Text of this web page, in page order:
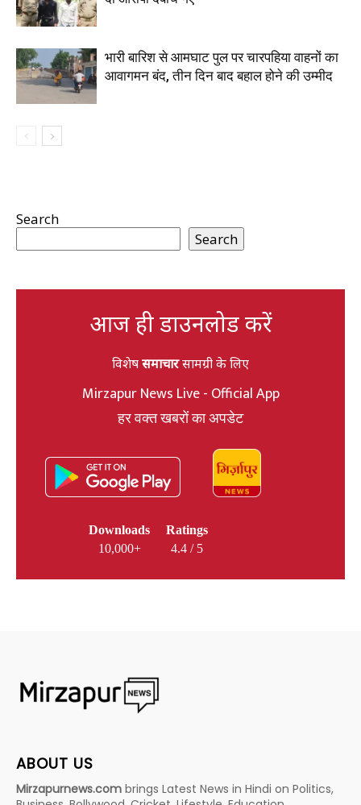
भारी बारिश से आमघाट पुल पर चारपहिया वाहनों का
आवागमन बंद, तीन दिन बाद बहाल होने की उम्मीद
Search
Search
आज ही डाउनलोड करें
विशेषसमाचारसामग्री के लिए
Mirzapur News Live - Official App
हर वक्त खबरों का अपडेट
Downloads
10,000+
Ratings
4.4 / 5
ABOUT US
Mirzapurnews.com brings Latest News in Hindi on Politics,